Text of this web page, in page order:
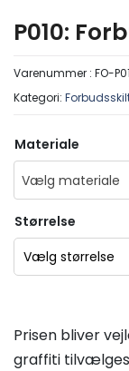
P010:
Varenummer : FO-
Kategori:
Materiale
Vælg materiale
Størrelse
Prisen bliver
graffiti tilvælges